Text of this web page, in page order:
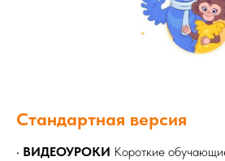
Стандартная версия
• ВИДЕОУРОКИ Короткие